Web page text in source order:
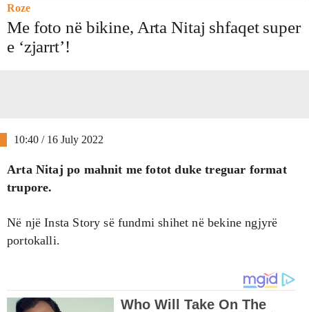
Roze
Me foto në bikine, Arta Nitaj shfaqet super
e ‘zjarrt’!
10:40 / 16 July 2022
Arta Nitaj po mahnit me fotot duke treguar format
trupore.
Në një Insta Story së fundmi shihet në bekine ngjyrë
portokalli.